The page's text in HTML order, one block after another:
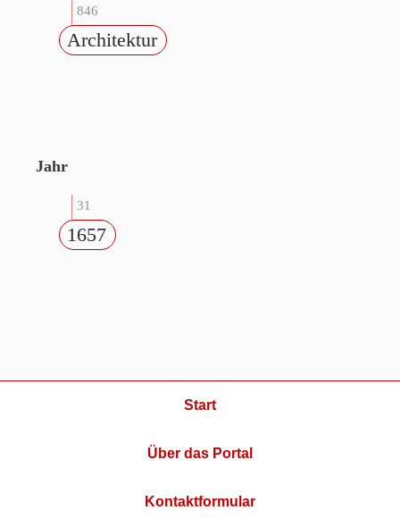
846
Architektur
Jahr
31
1657
Start
Über das Portal
Kontaktformular